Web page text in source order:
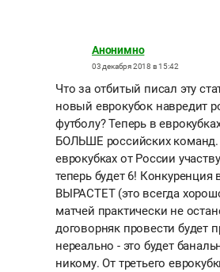
Анонимно
03 декабря 2018 в 15:42
Что за отбитый писал эту
новый еврокубок навредит
футболу? Теперь в
БОЛЬШЕ российских команд.
еврокубках от России
теперь будет 6! Конкуренция
ВЫРАСТЕТ (это всегда
матчей практически не
договорняк провести будет
нереально - это будет
никому. От третьего